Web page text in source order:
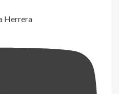
Herrera